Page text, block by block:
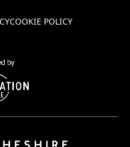
COOKIE POLICY